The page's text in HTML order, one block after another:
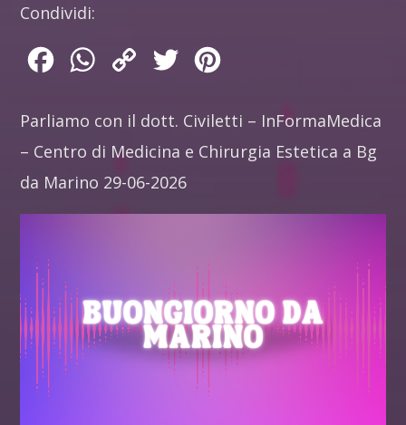
Condividi:
FacebookWhatsApp
Copy
Twitter
Parliamo con il dott. Civiletti – InFormaMedica
– Centro di Medicina e Chirurgia Estetica a Bg
da Marino 29-06-2026